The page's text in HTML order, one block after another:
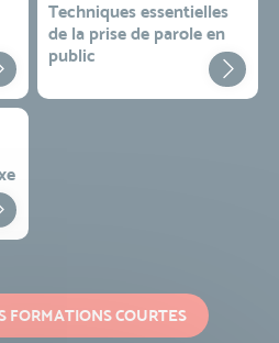
Techniques essentielles
de la prise de parole en
public
FORMATIONS COURTES